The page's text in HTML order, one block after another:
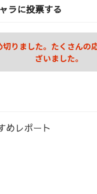
ラに投票する
切りました。たくさんの
ざいました。
めレポート